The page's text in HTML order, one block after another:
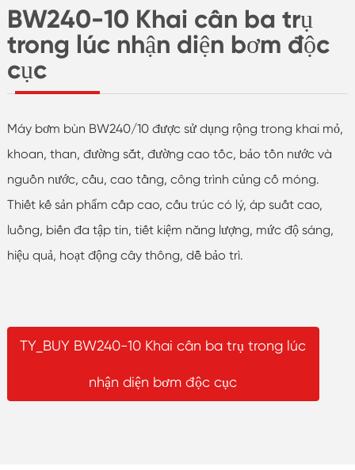
BW240-10 Khai cân ba trụ
trong lúc nhận diện bơm độc
cục
Máy bơm bùn BW240/10 được sử dụng rộng trong khai mỏ,
khoan, than, đường sắt, đường cao tốc, bảo tồn nước và
nguồn nước, cầu, cao tầng, công trình củng cố móng.
Thiết kế sản phẩm cấp cao, cấu trúc có lý, áp suất cao,
luồng, biến đa tập tin, tiết kiệm năng lượng, mức độ sáng,
hiệu quả, hoạt động cây thông, dễ bảo trì.
TY_BUY BW240-10 Khai cân ba trụ trong lúc
nhận diện bơm độc cục